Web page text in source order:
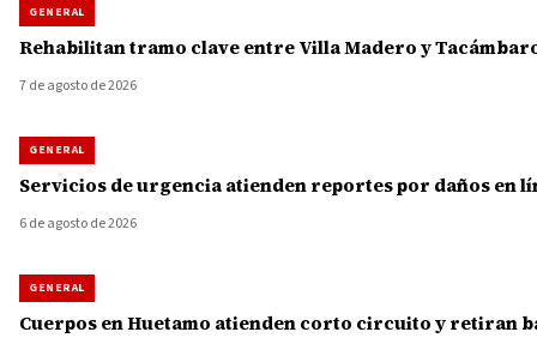
GENERAL
Rehabilitan tramo clave entre Villa Madero y
7 de agosto de 2026
GENERAL
Servicios de urgencia atienden reportes por daños en
6 de agosto de 2026
GENERAL
Cuerpos en Huetamo atienden corto circuito y retiran